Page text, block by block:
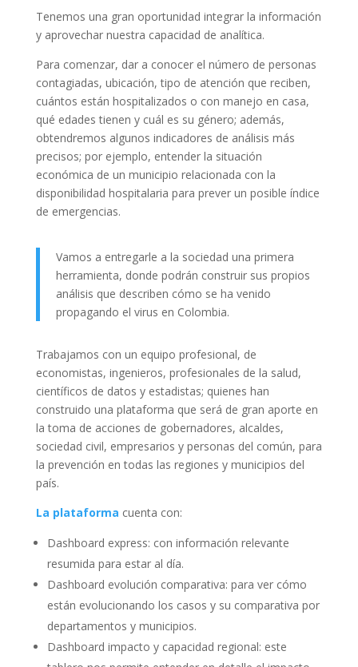
Tenemos una gran oportunidad integrar la información
y aprovechar nuestra capacidad de analítica.
Para comenzar, dar a conocer el número de personas
contagiadas, ubicación, tipo de atención que reciben,
cuántos están hospitalizados o con manejo en casa,
qué edades tienen y cuál es su género; además,
obtendremos algunos indicadores de análisis más
precisos; por ejemplo, entender la situación
económica de un municipio relacionada con la
disponibilidad hospitalaria para prever un posible índice
de emergencias.
Vamos a entregarle a la sociedad una primera
herramienta, donde podrán construir sus propios
análisis que describen cómo se ha venido
propagando el virus en Colombia.
Trabajamos con un equipo profesional, de
economistas, ingenieros, profesionales de la salud,
científicos de datos y estadistas; quienes han
construido una plataforma que será de gran aporte en
la toma de acciones de gobernadores, alcaldes,
sociedad civil, empresarios y personas del común, para
la prevención en todas las regiones y municipios del
país.
La plataforma cuenta con:
Dashboard express: con información relevante
resumida para estar al día.
Dashboard evolución comparativa: para ver cómo
están evolucionando los casos y su comparativa por
departamentos y municipios.
Dashboard impacto y capacidad regional: este